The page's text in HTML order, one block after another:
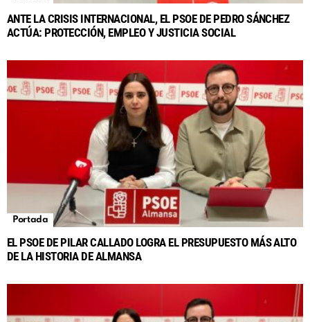
ANTE LA CRISIS INTERNACIONAL, EL PSOE DE PEDRO SÁNCHEZ
ACTÚA: PROTECCIÓN, EMPLEO Y JUSTICIA SOCIAL
Portada
EL PSOE DE PILAR CALLADO LOGRA EL PRESUPUESTO MÁS ALTO
DE LA HISTORIA DE ALMANSA